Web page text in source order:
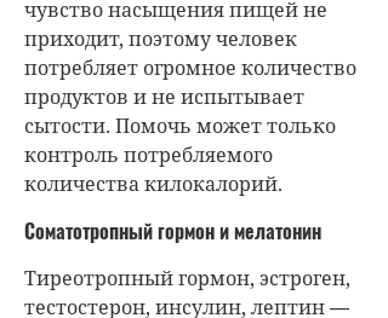
чувство насыщения пищей не
приходит, поэтому человек
потребляет огромное количество
продуктов и не испытывает
сытости. Помочь может только
контроль потребляемого
количества килокалорий.
Соматотропный гормон и мелатонин
Тиреотропный гормон, эстроген,
тестостерон, инсулин, лептин—